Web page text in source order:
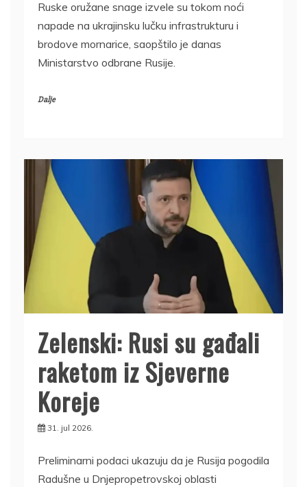
Ruske oružane snage izvele su tokom noći
napade na ukrajinsku lučku infrastrukturu i
brodove mornarice, saopštilo je danas
Ministarstvo odbrane Rusije.
Dalje
Zelenski: Rusi su gađali
raketom iz Sjeverne
Koreje
31. jul 2026.
Preliminarni podaci ukazuju da je Rusija pogodila
Radušne u Dnjepropetrovskoj oblasti